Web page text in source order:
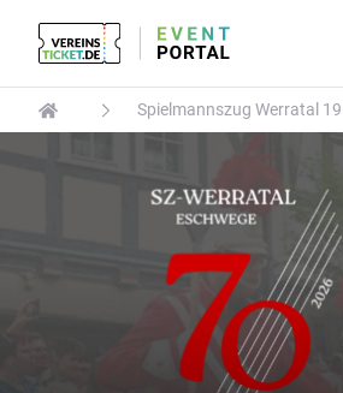
Spielmannszug Werratal